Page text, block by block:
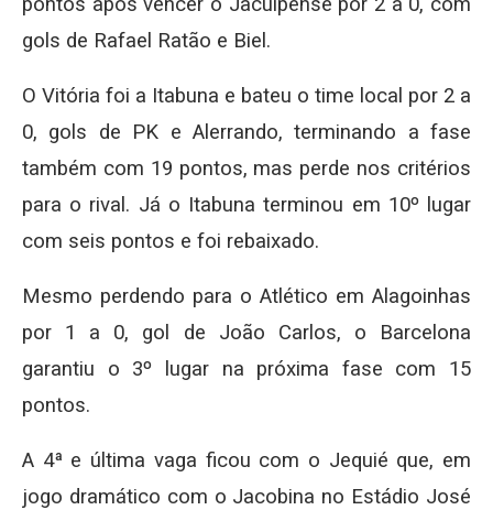
gols de Rafael Ratão e Biel.
O Vitória foi a Itabuna e bateu o time local por 2 a
0, gols de PK e Alerrando, terminando a fase
também com 19 pontos, mas perde nos critérios
para o rival. Já o Itabuna terminou em 10º lugar
com seis pontos e foi rebaixado.
Mesmo perdendo para o Atlético em Alagoinhas
por 1 a 0, gol de João Carlos, o Barcelona
garantiu o 3º lugar na próxima fase com 15
pontos.
A 4ª e última vaga ficou com o Jequié que, em
jogo dramático com o Jacobina no Estádio José